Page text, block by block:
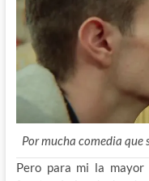
Por mucha comedia que
Pero para mi la